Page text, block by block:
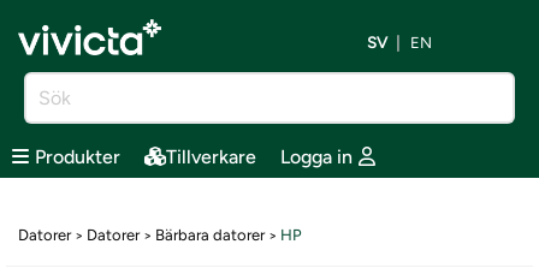
SV EN
Produkter Tillverkare Logga in
Datorer> Datorer> Bärbara datorer> HP